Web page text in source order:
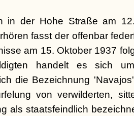
in der Hohe Straße am
fasst der offenbar
am 15. Oktober 1937
handelt es sich
die Bezeichnung
von verwilderten,
als staatsfeindlich